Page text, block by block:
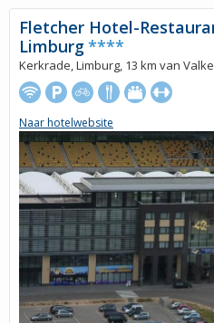
Fletcher Hotel-
Limburg****
Kerkrade, Limburg, 13 km van
Naar hotelwebsite